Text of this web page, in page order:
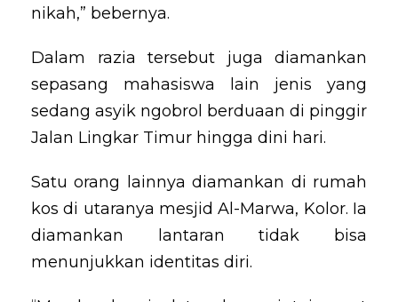
nikah,” bebernya.
Dalam razia tersebut juga diamankan
sepasang mahasiswa lain jenis yang
sedang asyik ngobrol berduaan di pinggir
Jalan Lingkar Timur hingga dini hari.
Satu orang lainnya diamankan di rumah
kos di utaranya mesjid Al-Marwa, Kolor. Ia
diamankan lantaran tidak bisa
menunjukkan identitas diri.